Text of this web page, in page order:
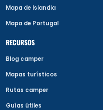
Mapa de Islandia
Mapa de Portugal
RECURSOS
Blog camper
Mapas turísticos
Rutas camper
Guías útiles